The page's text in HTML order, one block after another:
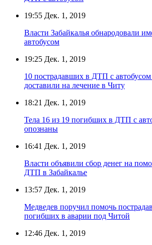
19:55 Дек. 1, 2019
Власти Забайкалья обнародовали
автобусом
19:25 Дек. 1, 2019
10 пострадавших в ДТП с автобусом
доставили на лечение в Читу
18:21 Дек. 1, 2019
Тела 16 из 19 погибших в ДТП с
опознаны
16:41 Дек. 1, 2019
Власти объявили сбор денег на
ДТП в Забайкалье
13:57 Дек. 1, 2019
Медведев поручил помочь
погибших в аварии под Читой
12:46 Дек. 1, 2019